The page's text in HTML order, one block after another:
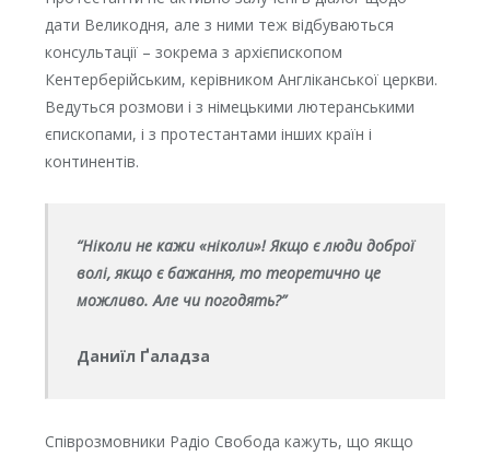
дати Великодня, але з ними теж відбуваються
консультації – зокрема з архієпископом
Кентерберійським, керівником Англіканської церкви.
Ведуться розмови і з німецькими лютеранськими
єпископами, і з протестантами інших країн і
континентів.
“Ніколи не кажи «ніколи»! Якщо є люди доброї
волі, якщо є бажання, то теоретично це
можливо. Але чи погодять?”
Даниїл Ґаладза
Співрозмовники Радіо Свобода кажуть, що якщо